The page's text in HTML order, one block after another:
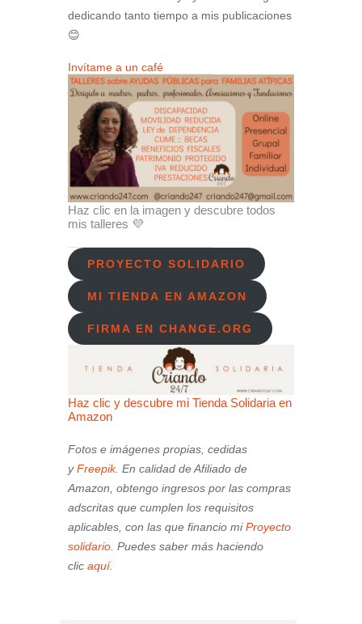
dedicando tanto tiempo a mis publicaciones
😊
Invítame a un café
Haz clic en la imagen y descubre todos
mis talleres 💜
PROYECTO SOLIDARIO
MI TIENDA EN AMAZON
FIRMA EN CHANGE.ORG
Haz clic y descubre mi Tienda Solidaria en
Amazon
Fotos e imágenes propias, cedidas
yFreepik. En calidad de Afiliado de
Amazon, obtengo ingresos por las compras
adscritas que cumplen los requisitos
aplicables, con las que financio miProyecto
solidario. Puedes saber más haciendo
clic aquí.